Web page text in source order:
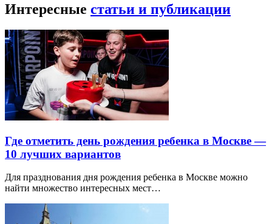
Интересные статьи и публикации
Где отметить день рождения ребенка в Москве —
10 лучших вариантов
Для празднования дня рождения ребенка в Москве можно
найти множество интересных мест…